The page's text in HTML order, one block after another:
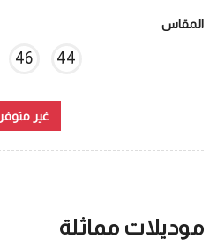
المقاس
44
46
غير متوفر
موديلات مماثلة